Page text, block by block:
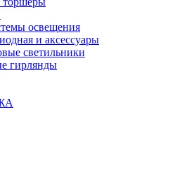
освещения
и аксессуары
светильники
гирлянды